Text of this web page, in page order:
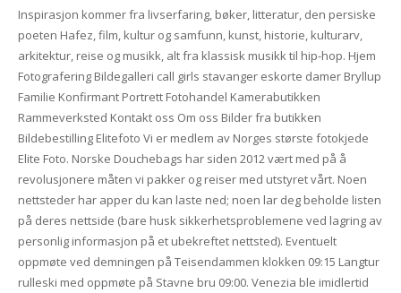
Inspirasjon kommer fra livserfaring, bøker, litteratur, den persiske
poeten Hafez, film, kultur og samfunn, kunst, historie, kulturarv,
arkitektur, reise og musikk, alt fra klassisk musikk til hip-hop. Hjem
Fotografering Bildegalleri call girls stavanger eskorte damer Bryllup
Familie Konfirmant Portrett Fotohandel Kamerabutikken
Rammeverksted Kontakt oss Om oss Bilder fra butikken
Bildebestilling Elitefoto Vi er medlem av Norges største fotokjede
Elite Foto. Norske Douchebags har siden 2012 vært med på å
revolusjonere måten vi pakker og reiser med utstyret vårt. Noen
nettsteder har apper du kan laste ned; noen lar deg beholde listen
på deres nettside (bare husk sikkerhetsproblemene ved lagring av
personlig informasjon på et ubekreftet nettsted). Eventuelt
oppmøte ved demningen på Teisendammen klokken 09:15 Langtur
rulleski med oppmøte på Stavne bru 09:00. Venezia ble imidlertid